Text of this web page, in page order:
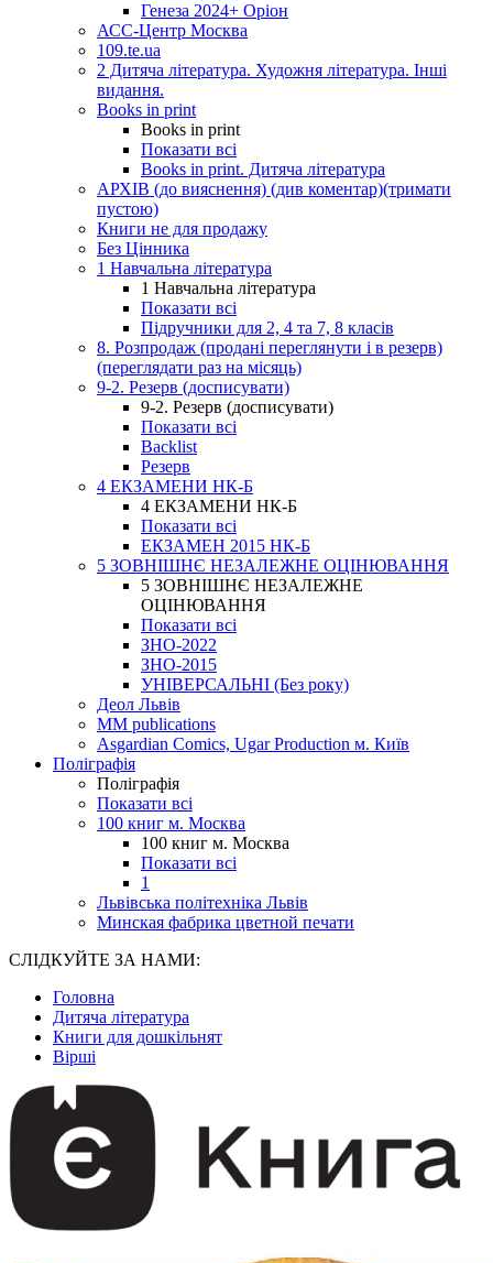
Генеза 2024+ Оріон
АСС-Центр Москва
109.te.ua
2 Дитяча література. Художня література. Інші
видання.
Books in print
Books in print
Показати всі
Books in print. Дитяча література
АРХІВ (до вияснення) (див коментар)(тримати
пустою)
Книги не для продажу
Без Цінника
1 Навчальна література
1 Навчальна література
Показати всі
Підручники для 2, 4 та 7, 8 класів
8. Розпродаж (продані переглянути і в резерв)
(переглядати раз на місяць)
9-2. Резерв (досписувати)
9-2. Резерв (досписувати)
Показати всі
Backlist
Резерв
4 ЕКЗАМЕНИ НК-Б
4 ЕКЗАМЕНИ НК-Б
Показати всі
ЕКЗАМЕН 2015 НК-Б
5 ЗОВНІШНЄ НЕЗАЛЕЖНЕ ОЦІНЮВАННЯ
5 ЗОВНІШНЄ НЕЗАЛЕЖНЕ
ОЦІНЮВАННЯ
Показати всі
ЗНО-2022
ЗНО-2015
УНІВЕРСАЛЬНІ (Без року)
Деол Львів
MM publications
Asgardian Comics, Ugar Production м. Київ
Поліграфія
Поліграфія
Показати всі
100 книг м. Москва
100 книг м. Москва
Показати всі
1
Львівська політехніка Львів
Минская фабрика цветной печати
СЛІДКУЙТЕ ЗА НАМИ:
Головна
Дитяча література
Книги для дошкільнят
Вірші